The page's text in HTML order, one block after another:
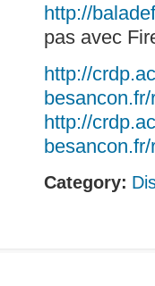
http://
pas avec
http://
http://
Category: